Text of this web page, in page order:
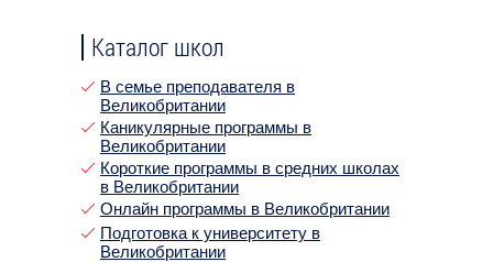
Каталог школ
В семье преподавателя в
Великобритании
Каникулярные программы в
Великобритании
Короткие программы в средних школах
в Великобритании
Онлайн программы в Великобритании
Подготовка к университету в
Великобритании